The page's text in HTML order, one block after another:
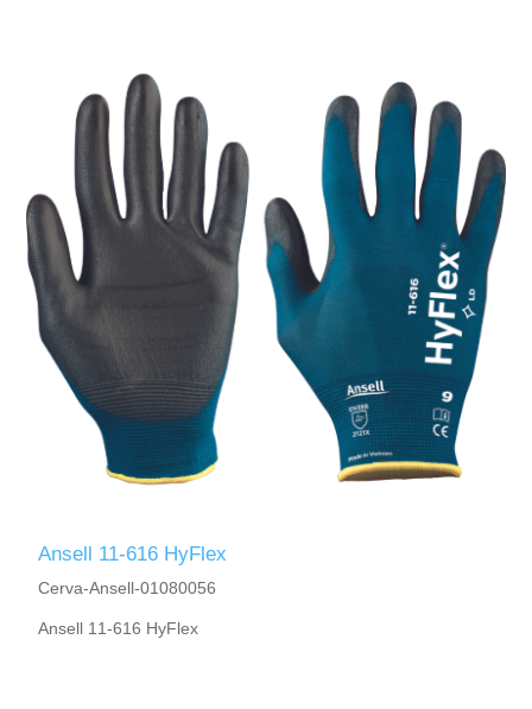
Ansell 11-616 HyFlex
Cerva-Ansell-01080056
Ansell 11-616 HyFlex